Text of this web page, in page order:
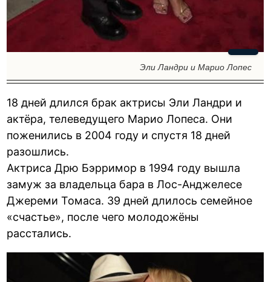
Эли Ландри и Марио Лопес
18 дней длился брак актрисы Эли Ландри и
актёра, телеведущего Марио Лопеса. Они
поженились в 2004 году и спустя 18 дней
разошлись.
Актриса Дрю Бэрримор в 1994 году вышла
замуж за владельца бара в Лос-Анджелесе
Джереми Томаса. 39 дней длилось семейное
«счастье», после чего молодожёны
расстались.